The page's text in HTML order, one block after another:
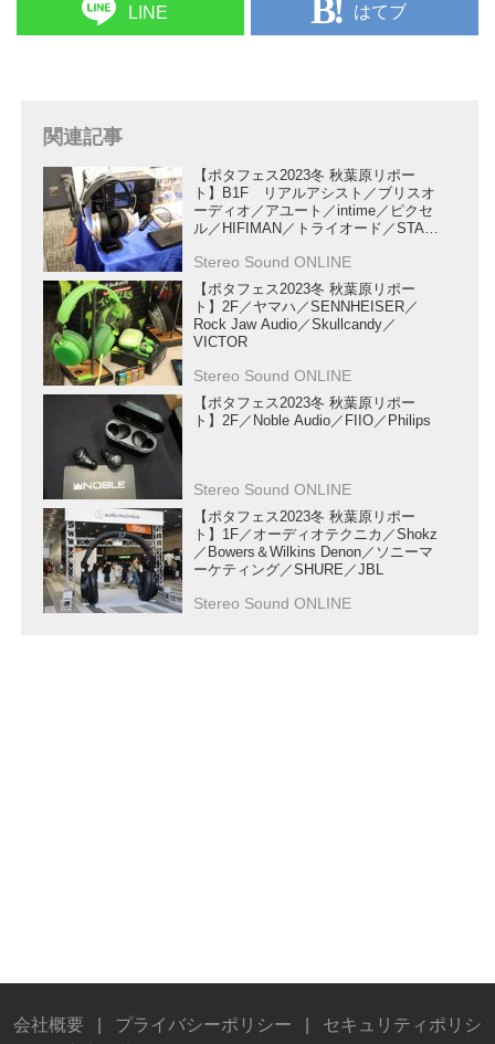
LINE はてブ
関連記事
【ポタフェス2023冬 秋葉原リポー
ト】B1F リアルアシスト／ブリスオ
ーディオ／アユート／intime／ピクセ
ル／HIFIMAN／トライオード／STAX
Stereo Sound ONLINE
【ポタフェス2023冬 秋葉原リポー
ト】2F／ヤマハ／SENNHEISER／
Rock Jaw Audio／Skullcandy／
VICTOR
Stereo Sound ONLINE
【ポタフェス2023冬 秋葉原リポー
ト】2F／Noble Audio／FIIO／Philips
Stereo Sound ONLINE
【ポタフェス2023冬 秋葉原リポー
ト】1F／オーディオテクニカ／Shokz
／Bowers＆Wilkins Denon／ソニーマ
ーケティング／SHURE／JBL
Stereo Sound ONLINE
会社概要 プライバシーポリシー
セキュリティポリシ